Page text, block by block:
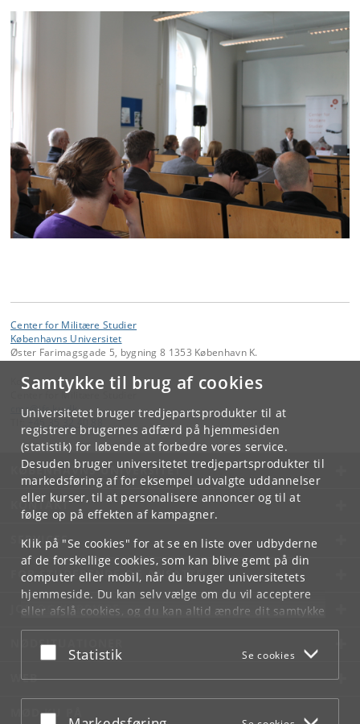
Samtykke til brug af cookies
Universitetet bruger tredjepartsprodukter til at
registrere brugernes adfærd på hjemmesiden
(statistik) for løbende at forbedre vores service.
Desuden bruger universitetet tredjepartsprodukter til
markedsføring af for eksempel udvalgte uddannelser
eller kurser, til at personalisere annoncer og til at
følge op på effekten af kampagner.
Klik på "Se cookies" for at se en liste over udbyderne
af de forskellige cookies, som kan blive gemt på din
computer eller mobil, når du bruger universitetets
hjemmeside. Du kan selv vælge om du vil acceptere
eller afslå cookies, og du kan altid ændre dit samtykke
underCookie- og privatlivspolitiksom du finder i
bunden af hver side.
Acceptér eller afslå
Statistik Se cookies
Acceptér eller afslå
Center for Militære Studier
Københavns Universitet
Øster Farimagsgade 5, bygning 8 1353 København K.
Kontakt:
Center for Militære Studier
cms@ifs. ku.dk
KØBENHAVNS UNIVERSITET
KONTAKT
SERVICES
FOR STUDERENDE OG ANSATTE
JOB OG KARRIERE
NØDSITUATIONER
WEB
MØD KU PÅ